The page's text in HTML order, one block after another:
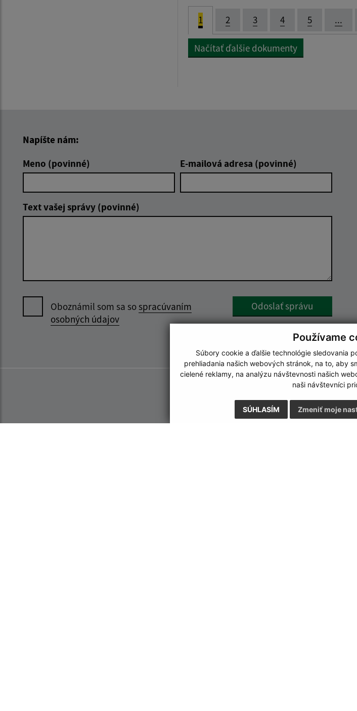
Používame
Súbory cookie a ďalšie technológie sledovania
prehliadania našich webových stránok, na to, aby
cielené reklamy, na analýzu návštevnosti našich
naši návštevníci
SÚHLASÍM Zmeniť moje
1 2 3 4 5 ...
Načítať ďalšie dokumenty
Napíšte nám:
Meno (povinné)
E-mailová adresa (povinné)
Text vašej správy (povinné)
Oboznámil som sa sospracúvaním
osobných údajov
Odoslať správu